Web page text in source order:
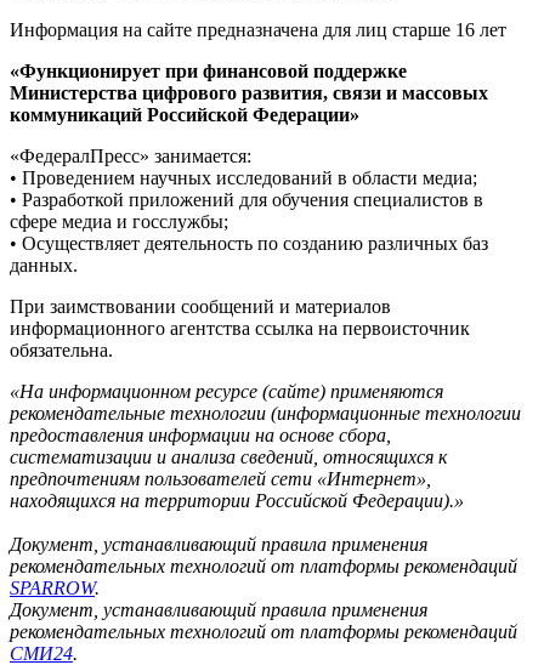
Информация на сайте предназначена для лиц старше 16 лет
«Функционирует при финансовой поддержке
Министерства цифрового развития, связи и массовых
коммуникаций Российской Федерации»
«ФедералПресс» занимается:
• Проведением научных исследований в области медиа;
• Разработкой приложений для обучения специалистов в
сфере медиа и госслужбы;
• Осуществляет деятельность по созданию различных баз
данных.
При заимствовании сообщений и материалов
информационного агентства ссылка на первоисточник
обязательна.
«На информационном ресурсе (сайте) применяются
рекомендательные технологии (информационные технологии
предоставления информации на основе сбора,
систематизации и анализа сведений, относящихся к
предпочтениям пользователей сети «Интернет»,
находящихся на территории Российской Федерации).»
Документ, устанавливающий правила применения
рекомендательных технологий от платформы рекомендаций
SPARROW.
Документ, устанавливающий правила применения
рекомендательных технологий от платформы рекомендаций
СМИ24.